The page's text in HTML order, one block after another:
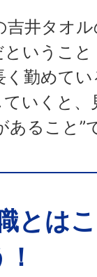
井タオ
というこ
く勤めて
いくと
あること”
とは